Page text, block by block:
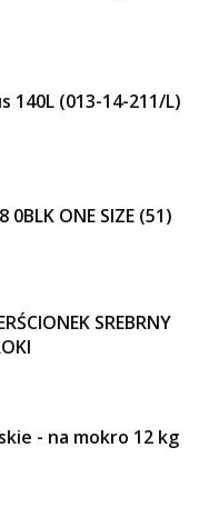
140L (013-14-211/L)
0BLK ONE SIZE (51)
SREBRNY
- na mokro 12 kg